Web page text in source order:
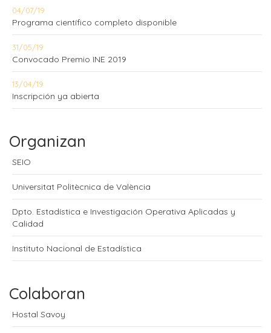
04/07/19
Programa científico completo disponible
31/05/19
Convocado Premio INE 2019
13/04/19
Inscripción ya abierta
Organizan
SEIO
Universitat Politècnica de València
Dpto. Estadística e Investigación Operativa Aplicadas y
Calidad
Instituto Nacional de Estadística
Colaboran
Hostal Savoy